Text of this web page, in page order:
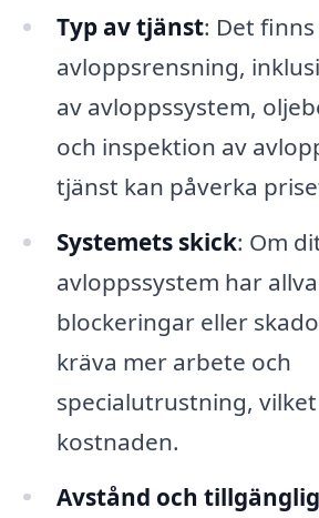
Typ av tjänst: Det
avloppsrensning,
av avloppssystem,
och inspektion av
tjänst kan påverka
Systemets skick: Om
avloppssystem har
blockeringar eller
kräva mer arbete och
specialutrustning,
kostnaden.
Avstånd och